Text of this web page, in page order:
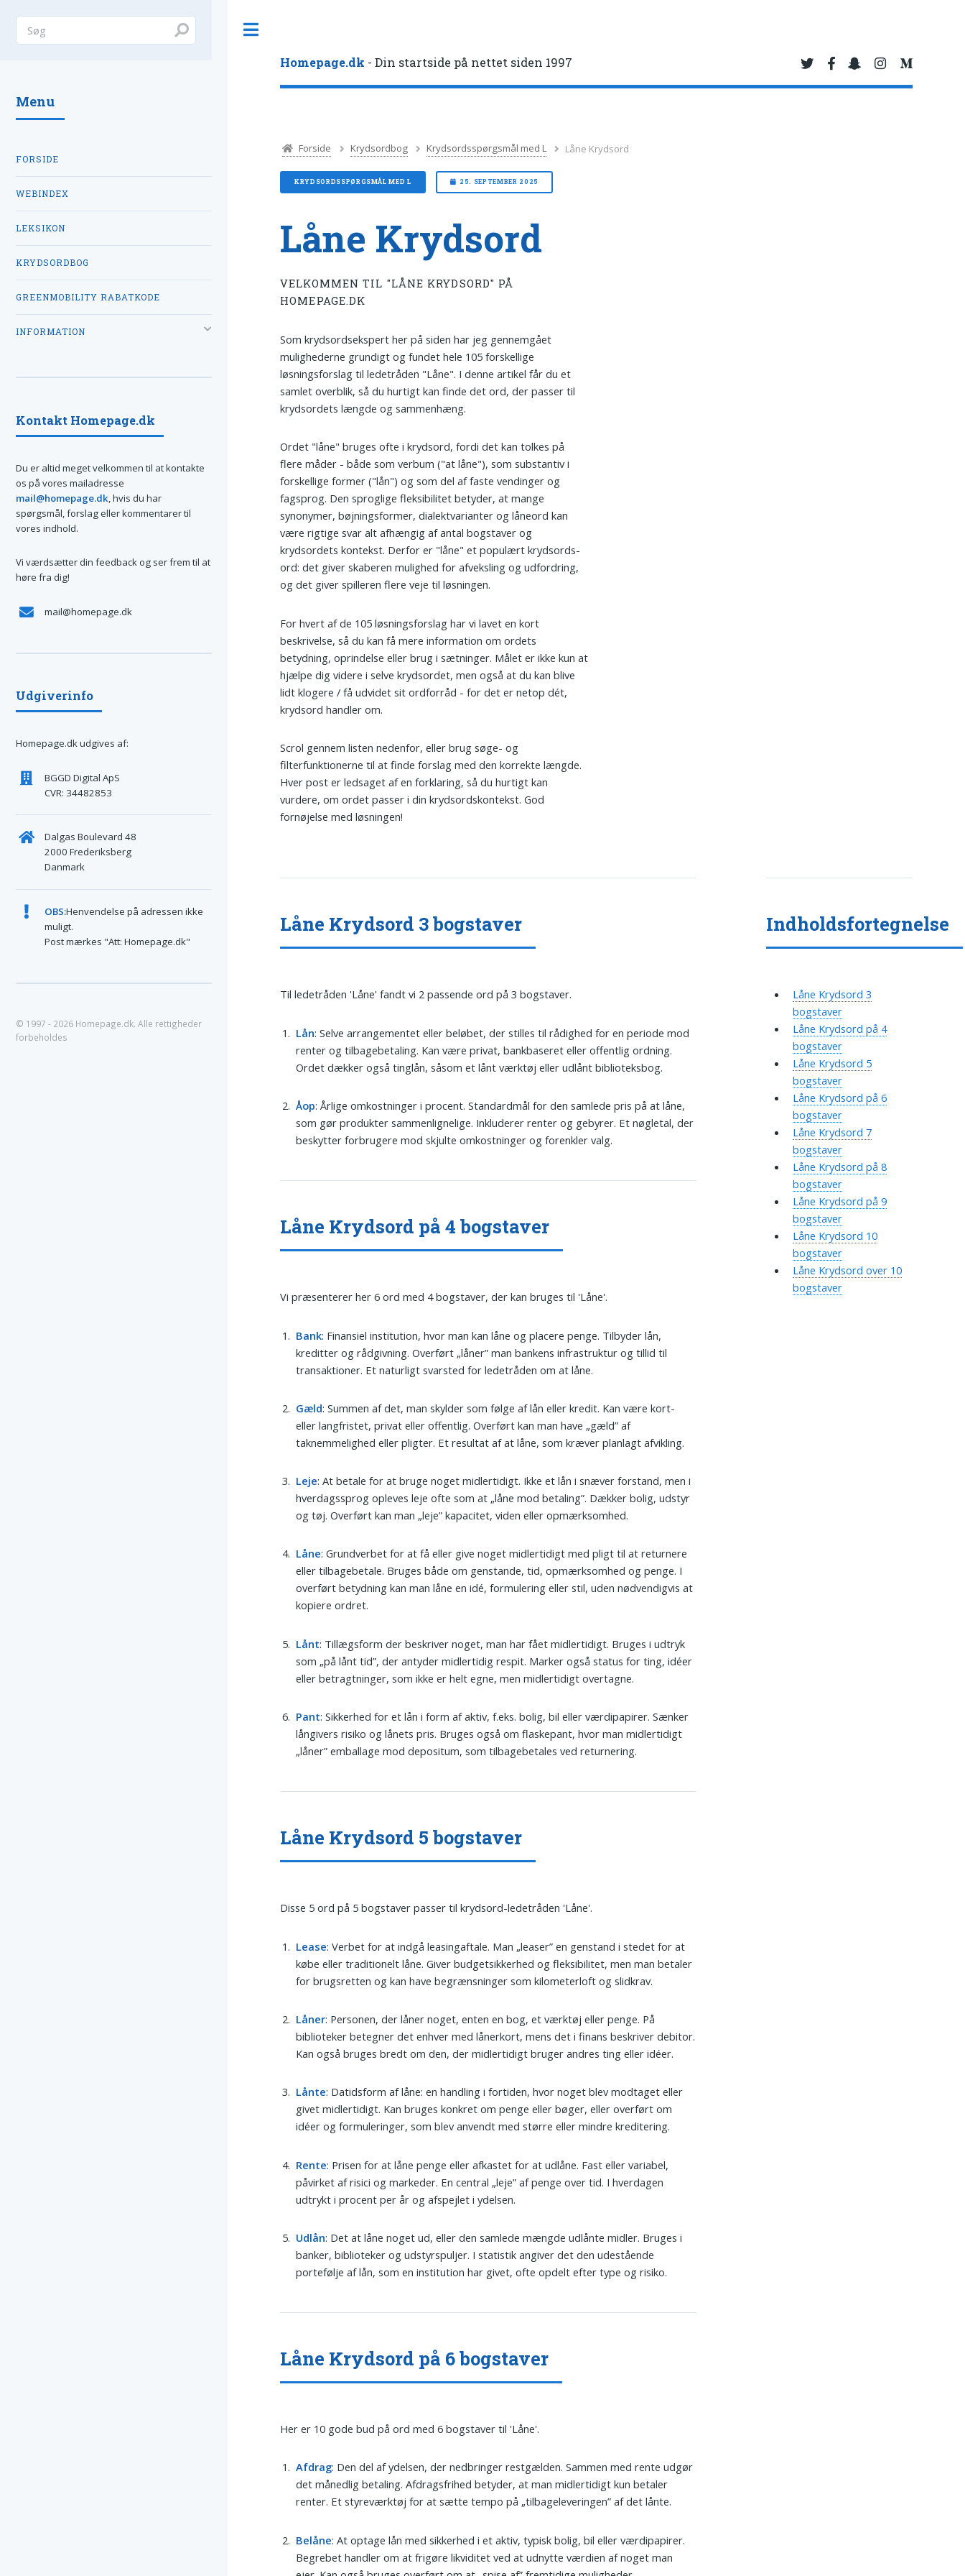
Homepage.dk - Din startside på nettet siden 1997
Forside Krydsordbog Krydsordsspørgsmål med L Låne Krydsord
KRYDSORDSSPØRGSMÅL MED L 25. SEPTEMBER 2025
Låne Krydsord
VELKOMMEN TIL "LÅNE KRYDSORD" PÅ
HOMEPAGE.DK
Som krydsordsekspert her på siden har jeg gennemgået
mulighederne grundigt og fundet hele 105 forskellige
løsningsforslag til ledetråden "Låne". I denne artikel får du et
samlet overblik, så du hurtigt kan finde det ord, der passer til
krydsordets længde og sammenhæng.
Ordet "låne" bruges ofte i krydsord, fordi det kan tolkes på
flere måder - både som verbum ("at låne"), som substantiv i
forskellige former ("lån") og som del af faste vendinger og
fagsprog. Den sproglige fleksibilitet betyder, at mange
synonymer, bøjningsformer, dialektvarianter og låneord kan
være rigtige svar alt afhængig af antal bogstaver og
krydsordets kontekst. Derfor er "låne" et populært krydsords-
ord: det giver skaberen mulighed for afveksling og udfordring,
og det giver spilleren flere veje til løsningen.
For hvert af de 105 løsningsforslag har vi lavet en kort
beskrivelse, så du kan få mere information om ordets
betydning, oprindelse eller brug i sætninger. Målet er ikke kun at
hjælpe dig videre i selve krydsordet, men også at du kan blive
lidt klogere / få udvidet sit ordforråd - for det er netop dét,
krydsord handler om.
Scrol gennem listen nedenfor, eller brug søge- og
filterfunktionerne til at finde forslag med den korrekte længde.
Hver post er ledsaget af en forklaring, så du hurtigt kan
vurdere, om ordet passer i din krydsordskontekst. God
fornøjelse med løsningen!
Låne Krydsord 3 bogstaver
Til ledetråden 'Låne' fandt vi 2 passende ord på 3 bogstaver.
Lån: Selve arrangementet eller beløbet, der stilles til rådighed for en periode mod
renter og tilbagebetaling. Kan være privat, bankbaseret eller offentlig ordning.
Ordet dækker også tinglån, såsom et lånt værktøj eller udlånt biblioteksbog.
Åop: Årlige omkostninger i procent. Standardmål for den samlede pris på at låne,
som gør produkter sammenlignelige. Inkluderer renter og gebyrer. Et nøgletal, der
beskytter forbrugere mod skjulte omkostninger og forenkler valg.
Låne Krydsord på 4 bogstaver
Vi præsenterer her 6 ord med 4 bogstaver, der kan bruges til 'Låne'.
Bank: Finansiel institution, hvor man kan låne og placere penge. Tilbyder lån,
kreditter og rådgivning. Overført „låner” man bankens infrastruktur og tillid til
transaktioner. Et naturligt svarsted for ledetråden om at låne.
Gæld: Summen af det, man skylder som følge af lån eller kredit. Kan være kort-
eller langfristet, privat eller offentlig. Overført kan man have „gæld” af
taknemmelighed eller pligter. Et resultat af at låne, som kræver planlagt afvikling.
Leje: At betale for at bruge noget midlertidigt. Ikke et lån i snæver forstand, men i
hverdagssprog opleves leje ofte som at „låne mod betaling”. Dækker bolig, udstyr
og tøj. Overført kan man „leje” kapacitet, viden eller opmærksomhed.
Låne: Grundverbet for at få eller give noget midlertidigt med pligt til at returnere
eller tilbagebetale. Bruges både om genstande, tid, opmærksomhed og penge. I
overført betydning kan man låne en idé, formulering eller stil, uden nødvendigvis at
kopiere ordret.
Lånt: Tillægsform der beskriver noget, man har fået midlertidigt. Bruges i udtryk
som „på lånt tid”, der antyder midlertidig respit. Marker også status for ting, idéer
eller betragtninger, som ikke er helt egne, men midlertidigt overtagne.
Pant: Sikkerhed for et lån i form af aktiv, f.eks. bolig, bil eller værdipapirer. Sænker
långivers risiko og lånets pris. Bruges også om flaskepant, hvor man midlertidigt
„låner” emballage mod depositum, som tilbagebetales ved returnering.
Låne Krydsord 5 bogstaver
Disse 5 ord på 5 bogstaver passer til krydsord-ledetråden 'Låne'.
Lease: Verbet for at indgå leasingaftale. Man „leaser” en genstand i stedet for at
købe eller traditionelt låne. Giver budgetsikkerhed og fleksibilitet, men man betaler
for brugsretten og kan have begrænsninger som kilometerloft og slidkrav.
Låner: Personen, der låner noget, enten en bog, et værktøj eller penge. På
biblioteker betegner det enhver med lånerkort, mens det i finans beskriver debitor.
Kan også bruges bredt om den, der midlertidigt bruger andres ting eller idéer.
Lånte: Datidsform af låne: en handling i fortiden, hvor noget blev modtaget eller
givet midlertidigt. Kan bruges konkret om penge eller bøger, eller overført om
idéer og formuleringer, som blev anvendt med større eller mindre kreditering.
Rente: Prisen for at låne penge eller afkastet for at udlåne. Fast eller variabel,
påvirket af risici og markeder. En central „leje” af penge over tid. I hverdagen
udtrykt i procent per år og afspejlet i ydelsen.
Udlån: Det at låne noget ud, eller den samlede mængde udlånte midler. Bruges i
banker, biblioteker og udstyrspuljer. I statistik angiver det den udestående
portefølje af lån, som en institution har givet, ofte opdelt efter type og risiko.
Låne Krydsord på 6 bogstaver
Her er 10 gode bud på ord med 6 bogstaver til 'Låne'.
Afdrag: Den del af ydelsen, der nedbringer restgælden. Sammen med rente udgør
det månedlig betaling. Afdragsfrihed betyder, at man midlertidigt kun betaler
renter. Et styreværktøj for at sætte tempo på „tilbageleveringen” af det lånte.
Belåne: At optage lån med sikkerhed i et aktiv, typisk bolig, bil eller værdipapirer.
Begrebet handler om at frigøre likviditet ved at udnytte værdien af noget man
Indholdsfortegnelse
Låne Krydsord 3
bogstaver
Låne Krydsord på 4
bogstaver
Låne Krydsord 5
bogstaver
Låne Krydsord på 6
bogstaver
Låne Krydsord 7
bogstaver
Låne Krydsord på 8
bogstaver
Låne Krydsord på 9
bogstaver
Låne Krydsord 10
bogstaver
Låne Krydsord over 10
bogstaver
Menu
FORSIDE
WEBINDEX
LEKSIKON
KRYDSORDBOG
GREENMOBILITY RABATKODE
INFORMATION
Kontakt Homepage.dk
Du er altid meget velkommen til at kontakte
os på vores mailadresse
mail@homepage.dk, hvis du har
spørgsmål, forslag eller kommentarer til
vores indhold.
Vi værdsætter din feedback og ser frem til at
høre fra dig!
mail@homepage.dk
Udgiverinfo
Homepage.dk udgives af:
BGGD Digital ApS
CVR: 34482853
Dalgas Boulevard 48
2000 Frederiksberg
Danmark
OBS:Henvendelse på adressen ikke
muligt.
Post mærkes "Att: Homepage.dk"
© 1997 - 2026 Homepage.dk. Alle rettigheder
forbeholdes